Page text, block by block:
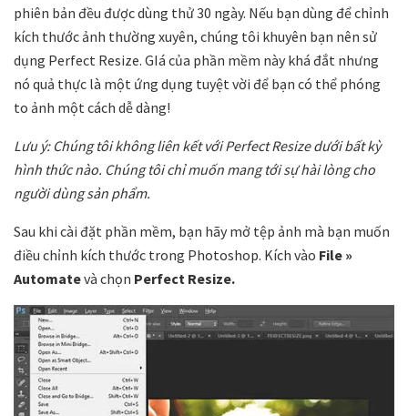
phiên bản đều được dùng thử 30 ngày. Nếu bạn dùng để chỉnh
kích thước ảnh thường xuyên, chúng tôi khuyên bạn nên sử
dụng Perfect Resize. GIá của phần mềm này khá đắt nhưng
nó quả thực là một ứng dụng tuyệt vời để bạn có thể phóng
to ảnh một cách dễ dàng!
Lưu ý: Chúng tôi không liên kết với Perfect Resize dưới bất kỳ
hình thức nào. Chúng tôi chỉ muốn mang tới sự hài lòng cho
người dùng sản phẩm.
Sau khi cài đặt phần mềm, bạn hãy mở tệp ảnh mà bạn muốn
điều chỉnh kích thước trong Photoshop. Kích vào File »
Automatevà chọn Perfect Resize.